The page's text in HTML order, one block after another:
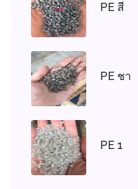
PE สี
PE ชา
PE 1